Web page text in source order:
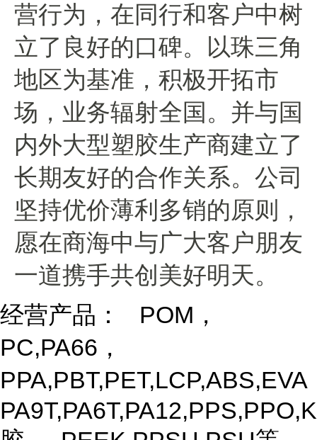
营行为，在同行和客户中树
立了良好的口碑。以珠三角
地区为基准，积极开拓市
场，业务辐射全国。并与国
内外大型塑胶生产商建立了
长期友好的合作关系。公司
坚持优价薄利多销的原则，
愿在商海中与广大客户朋友
一道携手共创美好明天。
经营产品： POM，
PC,PA66，
PPA,PBT,PET,LCP,ABS,EVA
PA9T,PA6T,PA12,PPS,PPO,K